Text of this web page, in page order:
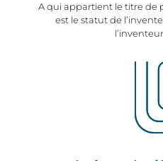
A qui appartient le titre de
est le statut de